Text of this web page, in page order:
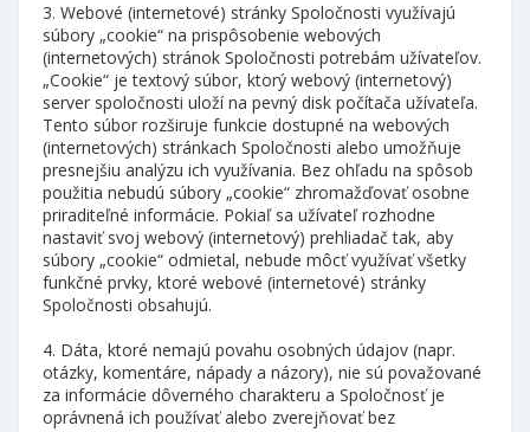
3. Webové (internetové) stránky Spoločnosti využívajú
súbory „cookie“ na prispôsobenie webových
(internetových) stránok Spoločnosti potrebám užívateľov.
„Cookie“ je textový súbor, ktorý webový (internetový)
server spoločnosti uloží na pevný disk počítača užívateľa.
Tento súbor rozširuje funkcie dostupné na webových
(internetových) stránkach Spoločnosti alebo umožňuje
presnejšiu analýzu ich využívania. Bez ohľadu na spôsob
použitia nebudú súbory „cookie“ zhromažďovať osobne
priraditeľné informácie. Pokiaľ sa užívateľ rozhodne
nastaviť svoj webový (internetový) prehliadač tak, aby
súbory „cookie“ odmietal, nebude môcť využívať všetky
funkčné prvky, ktoré webové (internetové) stránky
Spoločnosti obsahujú.
4. Dáta, ktoré nemajú povahu osobných údajov (napr.
otázky, komentáre, nápady a názory), nie sú považované
za informácie dôverného charakteru a Spoločnosť je
oprávnená ich používať alebo zverejňovať bez